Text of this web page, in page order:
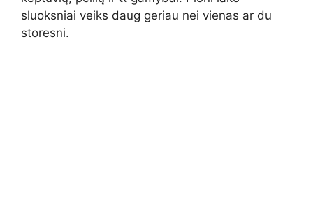
sluoksniai veiks daug geriau nei vienas ar du
storesni.